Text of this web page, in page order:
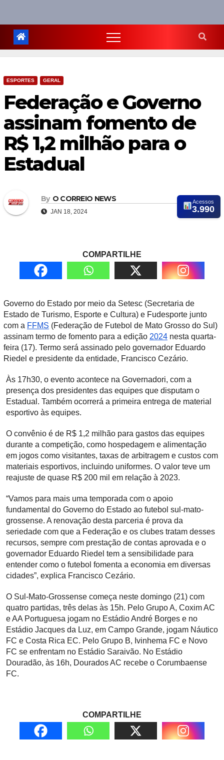
ESPORTES GERAL
Federação e Governo
assinam fomento de
R$ 1,2 milhão para o
Estadual
By O CORREIO NEWS
JAN 18, 2024
Acessos
3.990
COMPARTILHE
Governo do Estado por meio da Setesc (Secretaria de
Estado de Turismo, Esporte e Cultura) e Fudesporte junto
com a FFMS (Federação de Futebol de Mato Grosso do Sul)
assinam termo de fomento para a edição 2024 nesta quarta-
feira (17). Termo será assinado pelo governador Eduardo
Riedel e presidente da entidade, Francisco Cezário.
Às 17h30, o evento acontece na Governadori, com a
presença dos presidentes das equipes que disputam o
Estadual. Também ocorrerá a primeira entrega de material
esportivo às equipes.
O convênio é de R$ 1,2 milhão para gastos das equipes
durante a competição, como hospedagem e alimentação
em jogos como visitantes, taxas de arbitragem e custos com
materiais esportivos, incluindo uniformes. O valor teve um
reajuste de quase R$ 200 mil em relação à 2023.
“Vamos para mais uma temporada com o apoio
fundamental do Governo do Estado ao futebol sul-mato-
grossense. A renovação desta parceria é prova da
seriedade com que a Federação e os clubes tratam desses
recursos, sempre com prestação de contas aprovada e o
governador Eduardo Riedel tem a sensibilidade para
entender como o futebol fomenta a economia em diversas
cidades”, explica Francisco Cezário.
O Sul-Mato-Grossense começa neste domingo (21) com
quatro partidas, três delas às 15h. Pelo Grupo A, Coxim AC
e AA Portuguesa jogam no Estádio André Borges e no
Estádio Jacques da Luz, em Campo Grande, jogam Náutico
FC e Costa Rica EC. Pelo Grupo B, Ivinhema FC e Novo
FC se enfrentam no Estádio Saraivão. No Estádio
Douradão, às 16h, Dourados AC recebe o Corumbaense
FC.
COMPARTILHE